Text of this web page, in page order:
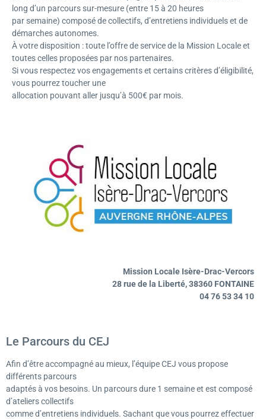
long d’un parcours sur-mesure (entre 15 à 20 heures
par semaine) composé de collectifs, d’entretiens individuels et de
démarches autonomes.
À votre disposition : toute l’offre de service de la Mission Locale et
toutes celles proposées par nos partenaires.
Si vous respectez vos engagements et certains critères d’éligibilité,
vous pourrez toucher une
allocation pouvant aller jusqu’à 500€ par mois.
Mission Locale Isère-Drac-Vercors
28 rue de la Liberté, 38360 FONTAINE
04 76 53 34 10
Le Parcours du CEJ
Afin d’être accompagné au mieux, l’équipe CEJ vous propose
différents parcours
adaptés à vos besoins. Un parcours dure 1 semaine et est composé
d’ateliers collectifs
comme d’entretiens individuels. Sachant que vous pourrez effectuer